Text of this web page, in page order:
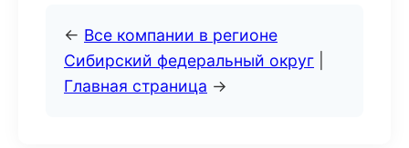
← Все компании в регионе
Сибирский федеральный округ
Главная страница →